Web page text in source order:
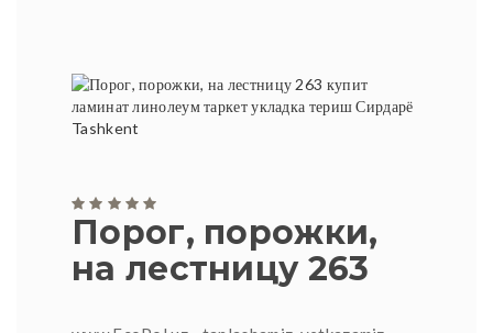
Порог, порожки,
на лестницу 263